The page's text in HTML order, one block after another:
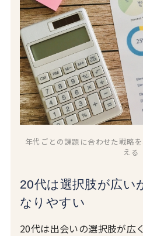
年代ごとの課題に合わせた戦略
える
20代は選択肢が広い
なりやすい
20代は出会いの選択肢が広